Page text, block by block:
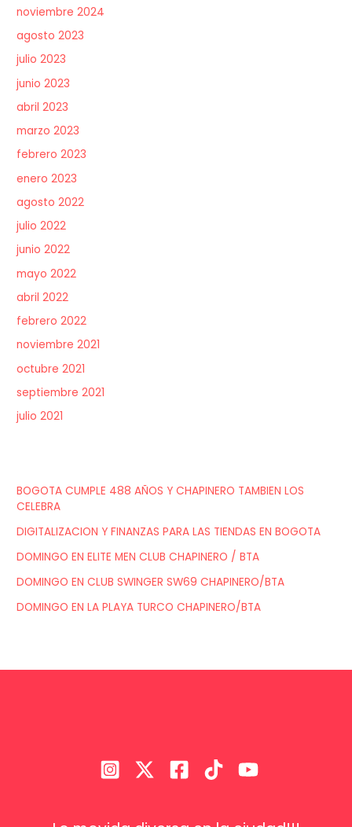
noviembre 2024
agosto 2023
julio 2023
junio 2023
abril 2023
marzo 2023
febrero 2023
enero 2023
agosto 2022
julio 2022
junio 2022
mayo 2022
abril 2022
febrero 2022
noviembre 2021
octubre 2021
septiembre 2021
julio 2021
BOGOTA CUMPLE 488 AÑOS Y CHAPINERO TAMBIEN LOS
CELEBRA
DIGITALIZACION Y FINANZAS PARA LAS TIENDAS EN BOGOTA
DOMINGO EN ELITE MEN CLUB CHAPINERO / BTA
DOMINGO EN CLUB SWINGER SW69 CHAPINERO/BTA
DOMINGO EN LA PLAYA TURCO CHAPINERO/BTA